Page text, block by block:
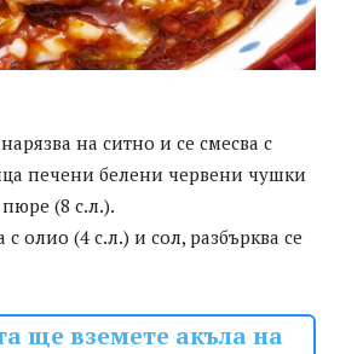
на ситно и се смесва с
печени белени червени чушки
(8 с.л.).
с олио (4 с.л.) и сол, разбърква се
ще вземете акъла на